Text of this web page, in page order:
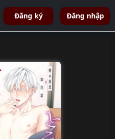
Đăng ký Đăng nhập